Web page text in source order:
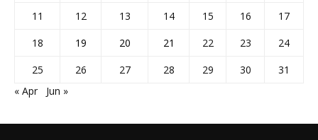
11
12 13 14 15 16
17
18
19 20 21 22 23
24
25
26 27 28 29 30
31
« Apr
Jun »